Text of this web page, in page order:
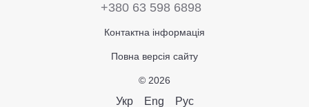
+380 63 598 6898
Контактна інформація
Повна версія сайту
© 2026
Укр Eng Рус